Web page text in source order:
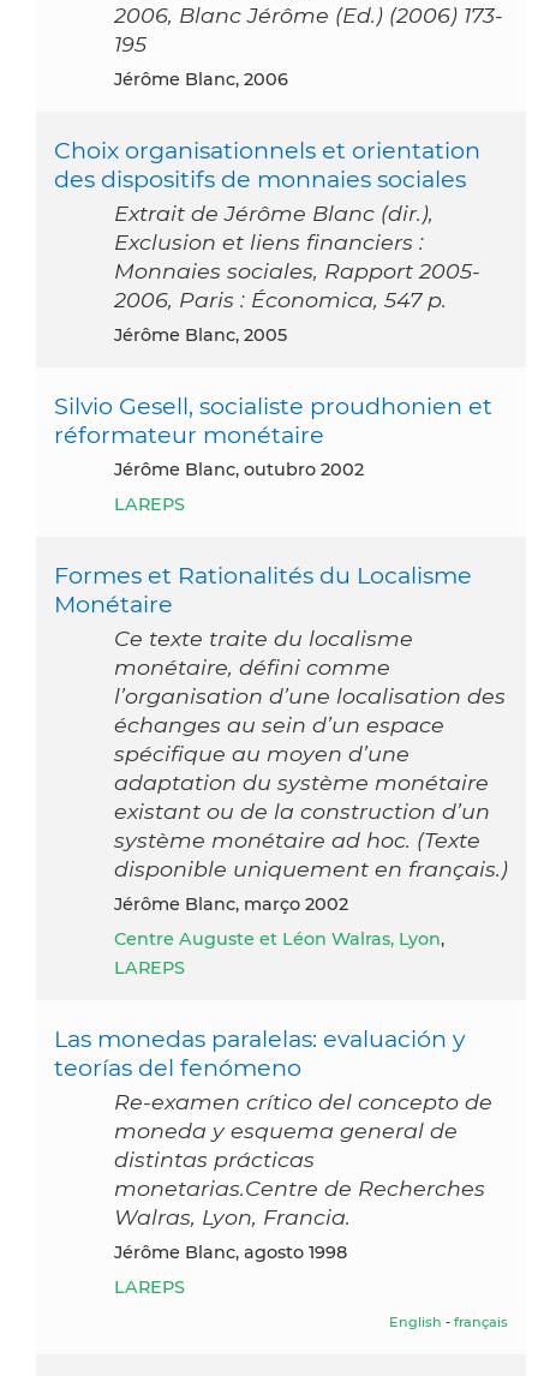
2006, Blanc Jérôme (Ed.) (2006) 173-
195
Jérôme Blanc, 2006
Choix organisationnels et orientation
des dispositifs de monnaies sociales
Extrait de Jérôme Blanc (dir.),
Exclusion et liens financiers :
Monnaies sociales, Rapport 2005-
2006, Paris : Économica, 547 p.
Jérôme Blanc, 2005
Silvio Gesell, socialiste proudhonien et
réformateur monétaire
Jérôme Blanc, outubro 2002
LAREPS
Formes et Rationalités du Localisme
Monétaire
Ce texte traite du localisme
monétaire, défini comme
l’organisation d’une localisation des
échanges au sein d’un espace
spécifique au moyen d’une
adaptation du système monétaire
existant ou de la construction d’un
système monétaire ad hoc. (Texte
disponible uniquement en français.)
Jérôme Blanc, março 2002
Centre Auguste et Léon Walras, Lyon,
LAREPS
Las monedas paralelas: evaluación y
teorías del fenómeno
Re-examen crítico del concepto de
moneda y esquema general de
distintas prácticas
monetarias.Centre de Recherches
Walras, Lyon, Francia.
Jérôme Blanc, agosto 1998
LAREPS
English - français